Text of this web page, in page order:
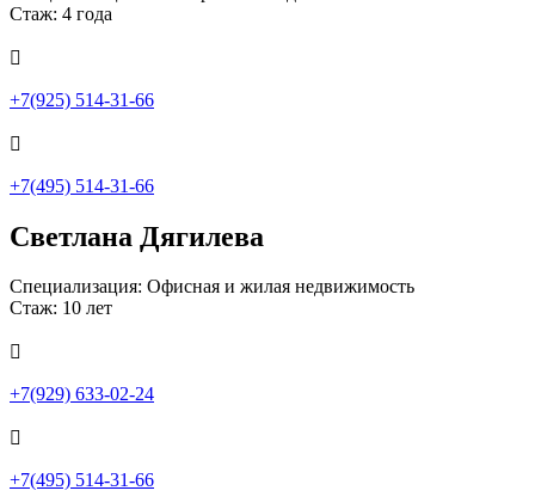
Стаж: 4 года

+7(925) 514-31-66

+7(495) 514-31-66
Светлана Дягилева
Специализация: Офисная и жилая недвижимость
Стаж: 10 лет

+7(929) 633-02-24

+7(495) 514-31-66